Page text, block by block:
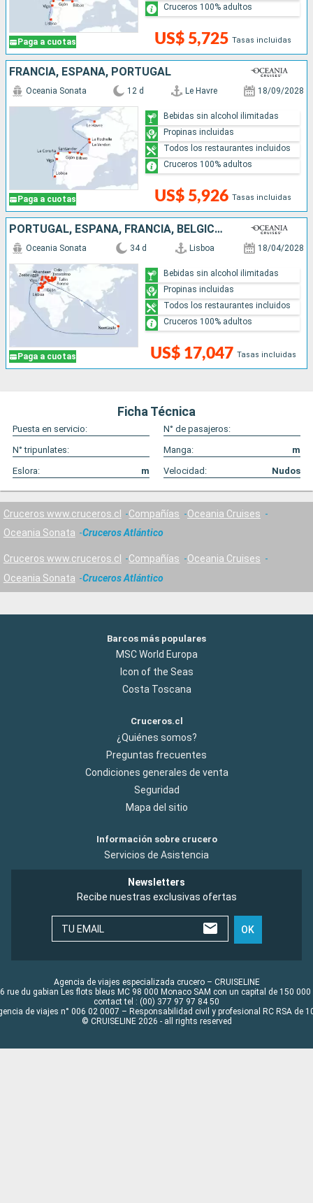
Paga a cuotas US$ 5,725 Tasas incluidas
Cruceros 100% adultos
FRANCIA, ESPAÑA, PORTUGAL
Paga a cuotas
Oceania Sonata 12 d Le Havre 18/09/2028
US$ 5,926 Tasas incluidas
Bebidas sin alcohol ilimitadas
Propinas incluidas
Todos los restaurantes incluidos
Cruceros 100% adultos
PORTUGAL, ESPAÑA, FRANCIA, BÉLGICA, PAISES BAJOS, AUSTRALIA, REINO UNIDO, NORUEGA, DINAMARCA, ALEMANIA, POLONIA, LITUANIA, LETONIA, ESTONIA, SUECIA
Paga a cuotas
Oceania Sonata 34 d Lisboa 18/04/2028
US$ 17,047 Tasas incluidas
Bebidas sin alcohol ilimitadas
Propinas incluidas
Todos los restaurantes incluidos
Cruceros 100% adultos
Ficha Técnica
Puesta en servicio:
N° de pasajeros:
N° tripunlates:
Manga:
m
Eslora:
m Velocidad: Nudos
Cruceros www.cruceros.cl Compañías
Oceania Cruises
Oceania Sonata
Cruceros Atlántico
Cruceros www.cruceros.cl Compañías
Oceania Cruises
Oceania Sonata
Cruceros Atlántico
Barcos más populares
MSC World Europa
Icon of the Seas
Costa Toscana
Cruceros.cl
¿Quiénes somos?
Preguntas frecuentes
Condiciones generales de venta
Seguridad
Mapa del sitio
Información sobre crucero
Servicios de Asistencia
Newsletters
Recibe nuestras exclusivas ofertas
TU EMAIL OK
Agencia de viajes especializada crucero – CRUISELINE
rue du gabian Les flots bleus MC 98 000 Monaco SAM con un capital de 150 000
contact tel : (00) 377 97 97 84 50
de viajes n° 006 02 0007 – Responsabilidad civil y profesional RC RSA de
© CRUISELINE 2026 - all rights reserved